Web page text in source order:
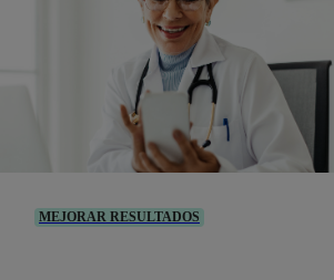
MEJORAR RESULTADOS